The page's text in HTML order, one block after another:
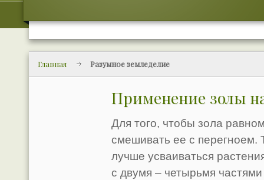
Главная Разумное земледелие
Применение золы
Для того, чтобы зола
смешивать ее с перегноем.
лучше усваиваться
с двумя – четырьмя